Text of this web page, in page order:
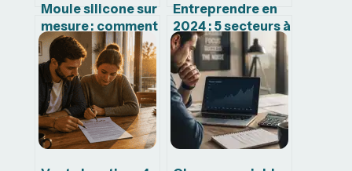
Moule silicone sur
mesure : comment
choisir la solution
vraiment adaptée
Entreprendre en
2024 : 5 secteurs à
haute rentabilité
et la méthode
pour valider votre
projet